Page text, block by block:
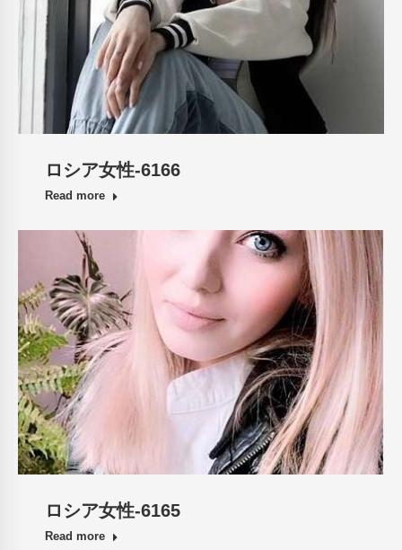
ロシア女性-6166
Read more
ロシア女性-6165
Read more